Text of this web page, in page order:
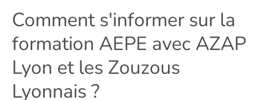
Comment s'informer sur la
formation AEPE avec AZAP
Lyon et les Zouzous
Lyonnais ?